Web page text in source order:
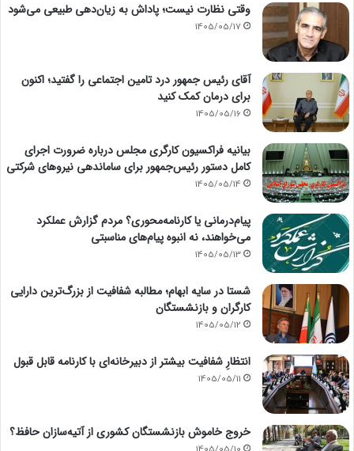
وقتی نظارت نیست؛ پاداش به زیان‌دهی طبیعی می‌شود
1405/05/17
آقای رئیس جمهور درد تامین اجتماعی را گفتید؛ اکنون
برای درمان کمک کنید
1405/05/16
بیانیه فراکسیون کارگری مجلس درباره ضرورت اجرای
کامل دستور رئیس‌جمهور برای ساماندهی نیروهای شرکتی
1405/05/14
پیام‌درمانی یا کارنامه‌محوری؟ مردم گزارش عملکرد
می‌خواهند، نه انبوه پیام‌های مناسبتی
1405/05/13
شستا در سایه ابهام؛ مطالبه شفافیت از بزرگ‌ترین دارایی
کارگران و بازنشستگان
1405/05/12
انتظارِ شفافیت بیشتر از دبیرخانه‌ای با کارنامه قابل قبول
1405/05/11
خروج خاموش بازنشستگان کشوری از آتیه‌سازان حافظ؟